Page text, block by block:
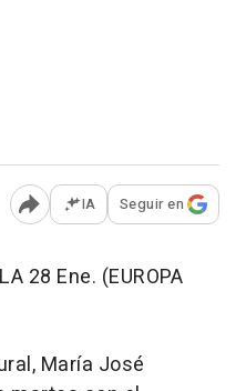
Abrir opciones para
IA Seguir en
28 Ene. (EUROPA
María José